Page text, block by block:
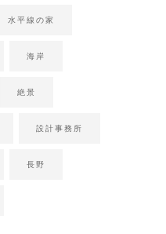
水平線の家
海岸
絶景
設計事務所
長野